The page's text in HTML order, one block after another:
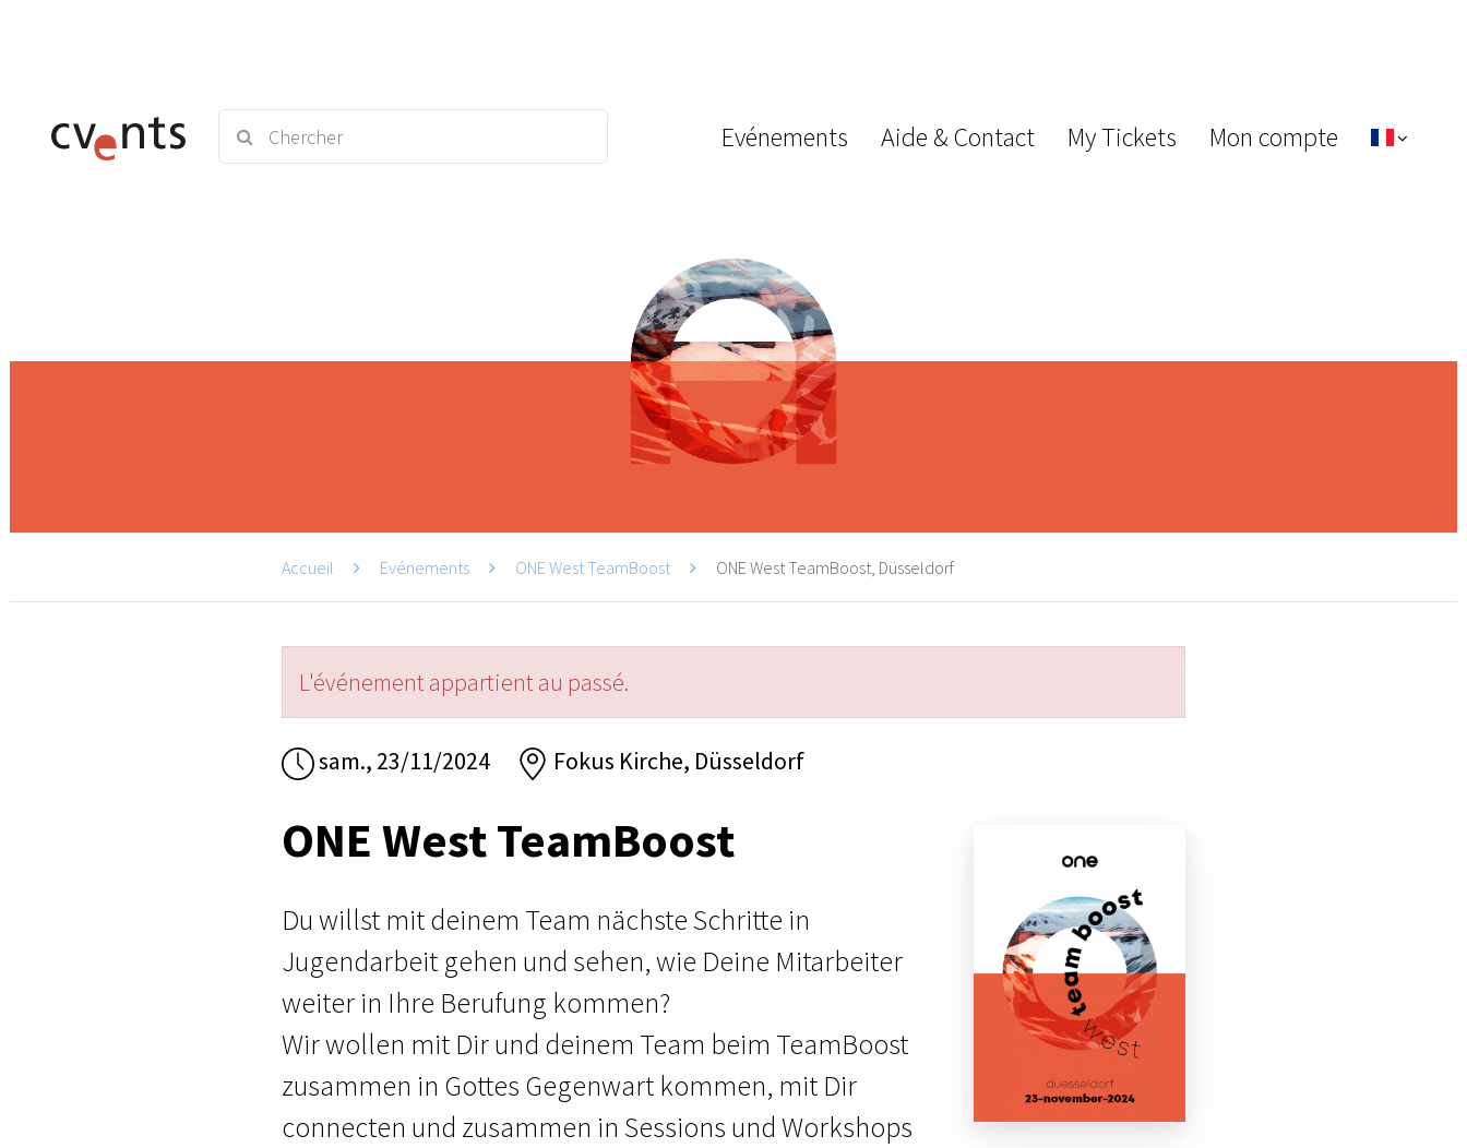
Evénements Aide & Contact My Tickets Mon compte
Accueil Evénements ONE West TeamBoost ONE West TeamBoost, Düsseldorf
L'événement appartient au passé.
sam., 23/11/2024 Fokus Kirche, Düsseldorf
ONE West TeamBoost
Du willst mit deinem Team nächste Schritte in
Jugendarbeit gehen und sehen, wie Deine Mitarbeiter
weiter in Ihre Berufung kommen?
Wir wollen mit Dir und deinem Team beim TeamBoost
zusammen in Gottes Gegenwart kommen, mit Dir
connecten und zusammen in Sessions und Workshops